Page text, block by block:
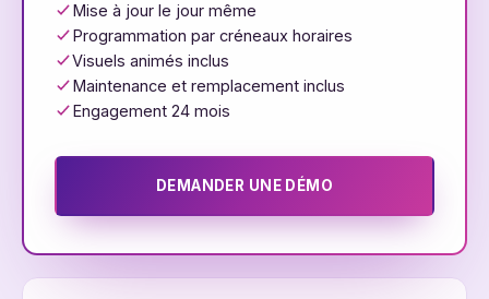
Mise à jour le jour même
Programmation par créneaux horaires
Visuels animés inclus
Maintenance et remplacement inclus
Engagement 24 mois
DEMANDER UNE DÉMO